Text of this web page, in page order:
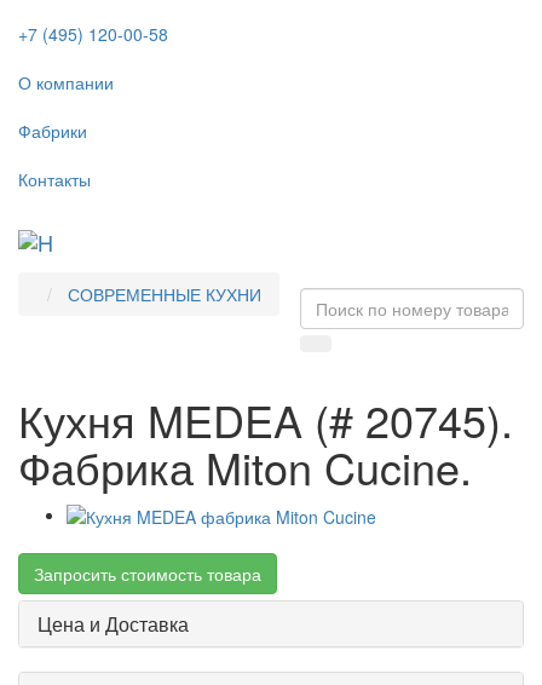
+7 (495) 120-00-58
О компании
Фабрики
Контакты
СОВРЕМЕННЫЕ КУХНИ
Кухня MEDEA (# 20745).
Фабрика Miton Cucine.
Запросить стоимость товара
Цена и Доставка